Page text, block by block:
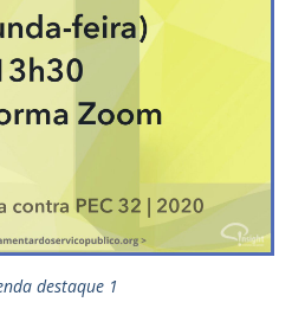
destaque 1